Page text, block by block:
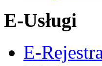
E-Usługi
E-